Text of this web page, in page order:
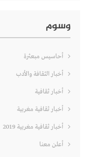
وسوم
أحاسيس مبعثرة
أخبار الثقافة والأدب
أخبار ثقافية
أخبار ثقافية مغربية
أخبار ثقافية مغربية 2019
أعلن معنا